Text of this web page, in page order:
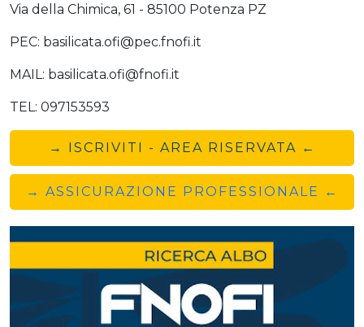
Via della Chimica, 61 - 85100 Potenza PZ
PEC: basilicata.ofi@pec.fnofi.it
MAIL: basilicata.ofi@fnofi.it
TEL: 097153593
→ ISCRIVITI - AREA RISERVATA ←
→ ASSICURAZIONE PROFESSIONALE ←